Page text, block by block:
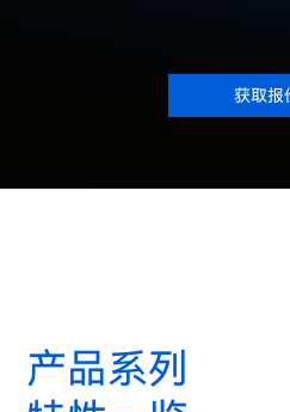
获取报
产品系列